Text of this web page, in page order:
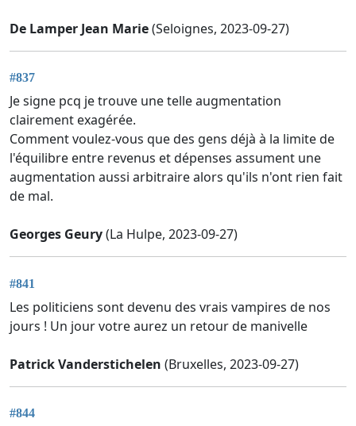
De Lamper Jean Marie(Seloignes, 2023-09-27)
#837
Je signe pcq je trouve une telle augmentation
clairement exagérée.
Comment voulez-vous que des gens déjà à la limite de
l'équilibre entre revenus et dépenses assument une
augmentation aussi arbitraire alors qu'ils n'ont rien fait
de mal.
Georges Geury(La Hulpe, 2023-09-27)
#841
Les politiciens sont devenu des vrais vampires de nos
jours ! Un jour votre aurez un retour de manivelle
Patrick Vanderstichelen (Bruxelles, 2023-09-27)
#844